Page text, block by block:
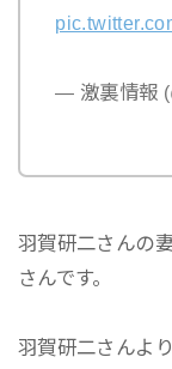
— 激裏情報
羽賀研二さんの
さんです。
羽賀研二さんよ